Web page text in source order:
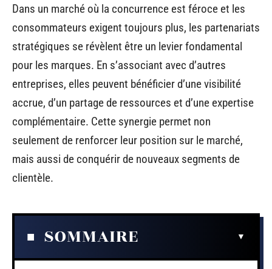
Dans un marché où la concurrence est féroce et les
consommateurs exigent toujours plus, les partenariats
stratégiques se révèlent être un levier fondamental
pour les marques. En s’associant avec d’autres
entreprises, elles peuvent bénéficier d’une visibilité
accrue, d’un partage de ressources et d’une expertise
complémentaire. Cette synergie permet non
seulement de renforcer leur position sur le marché,
mais aussi de conquérir de nouveaux segments de
clientèle.
SOMMAIRE